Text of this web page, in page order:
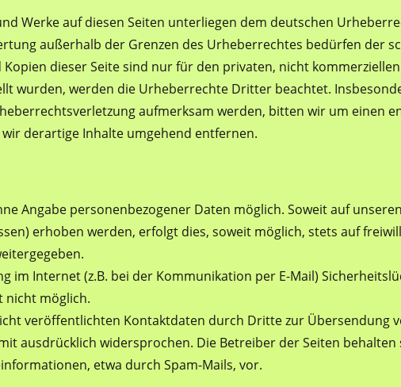
Werke auf diesen Seiten unterliegen dem deutschen
außerhalb der Grenzen des Urheberrechtes bedürfen der
dieser Seite sind nur für den privaten, nicht
wurden, werden die Urheberrechte Dritter beachtet.
aufmerksam werden, bitten wir um einen
derartige Inhalte umgehend entfernen.
Angabe personenbezogener Daten möglich. Soweit auf
erhoben werden, erfolgt dies, soweit möglich, stets auf
im Internet (z.B. bei der Kommunikation per E-Mail)
nicht möglich.
veröffentlichten Kontaktdaten durch Dritte zur Übersendung
ausdrücklich widersprochen. Die Betreiber der Seiten
etwa durch Spam-Mails, vor.